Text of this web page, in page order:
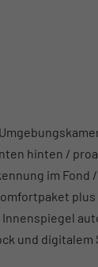
hinten /
im Fond
und digitalem